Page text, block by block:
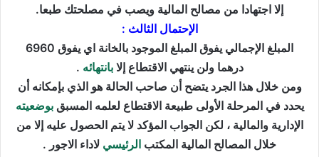
إلا اجتهادا من مصالح المالية ويصب في مصلحتك طبعا.
الإحتمال الثالث :
المبلغ الإجمالي يفوق المبلغ الموجود بالخانة اي يفوق 6960
درهما ولن ينتهي الاقتطاع إلابانتهائه .
ومن خلال هذا الجرد يتضح أن صاحب الحالة هو الذي بإمكانه أن
يحدد في المرحلة الأولى طبيعة الاقتطاع لعلمه المسبقبوضعيته
الإدارية والمالية ، لكن الجواب المؤكد لا يتم الحصول عليه إلا من
خلال المصالح المالية المكتب الرئيسي لاداء الاجور .